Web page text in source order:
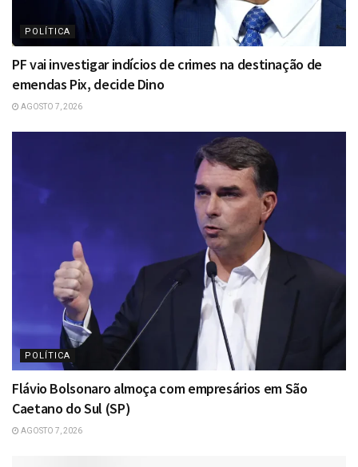
POLÍTICA
PF vai investigar indícios de crimes na destinação de
emendas Pix, decide Dino
AGOSTO 7, 2026
POLÍTICA
Flávio Bolsonaro almoça com empresários em São
Caetano do Sul (SP)
AGOSTO 7, 2026